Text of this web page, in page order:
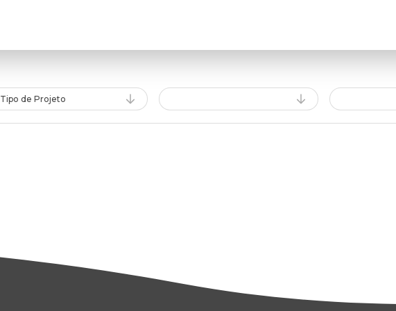
Tipo de Projeto